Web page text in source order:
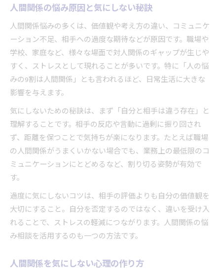
人間関係悩み相談から得る安心感
ストレス解消に役立つ人間関係のヒント
人間関係ストレスの具体例と対策法
人間関係悩みで心身を守るセルフケア
職場の人間関係悩み緩和のヒント集
人間関係ストレスに強くなるコツ
人間関係の悩み相談で得るヒント
職場の人間関係で悩む時の乗り越え方
職場の人間関係を気にしない方法解説
人間関係悩みが多い職場の特徴と対応
人間関係悩み相談が役立つ職場実例
職場人間関係ストレス軽減の実践法
人間関係悩み相談から学ぶ共感の力
人間関係悩み相談で得る共感の重要性
人間関係の悩み事例から学ぶ共感力
人間関係の悩み原因と気にしない秘訣
人間関係悩みの多くは、価値観や考え方の違い、コミュニケ
ーション不足、相手への過度な期待などが原因です。職場や
学校、家庭など、様々な場面で対人関係のギャップが生じや
すく、ストレスとして現れることが多いです。特に「人の悩
みの9割は人間関係」とも言われるほど、日常生活に大きな
影響を与えます。
気にしないための秘訣は、まず「自分と相手は違う存在」と
理解することです。相手の反応や言動に過剰に振り回され
ず、距離を保つことで気持ちが楽になります。たとえば職場
の人間関係がうまくいかない場合でも、業務上の最低限のコ
ミュニケーションにとどめるなど、割り切る姿勢が有効で
す。
過度に気にしないコツは、相手の評価よりも自分の価値観を
大切にすること。自分を否定するのではなく、違いを受け入
れることで、ストレスの軽減につながります。人間関係の悩
み相談を活用するのも一つの方法です。
人間関係を気にしない心理の作り方